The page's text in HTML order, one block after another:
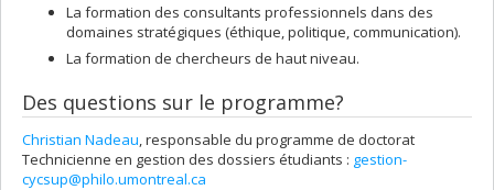
La formation des consultants professionnels dans des
domaines stratégiques (éthique, politique, communication).
La formation de chercheurs de haut niveau.
Des questions sur le programme?
Christian Nadeau, responsable du programme de doctorat
Technicienne en gestion des dossiers étudiants : gestion-
cycsup@philo.umontreal.ca